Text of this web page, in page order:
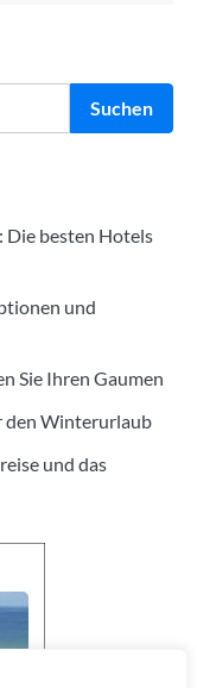
Suchen
besten Hotels
und
Sie Ihren Gaumen
den Winterurlaub
und das